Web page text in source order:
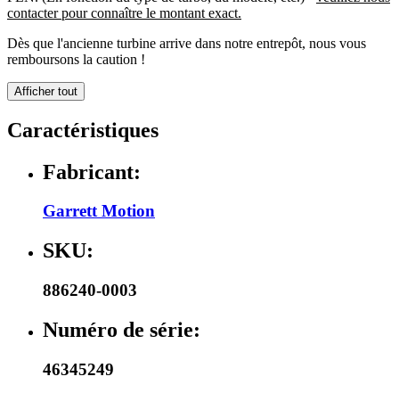
contacter pour connaître le montant exact.
Dès que l'ancienne turbine arrive dans notre entrepôt, nous vous
remboursons la caution !
Afficher tout
Caractéristiques
Fabricant:
Garrett Motion
SKU:
886240-0003
Numéro de série:
46345249